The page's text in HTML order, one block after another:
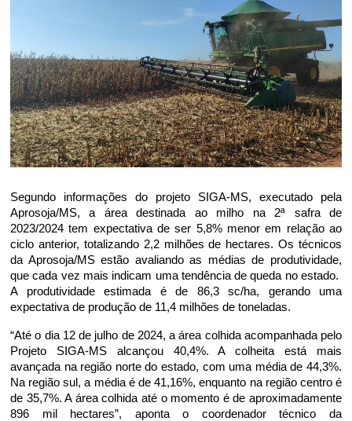
Segundo informações do projeto SIGA-MS, executado pela
Aprosoja/MS, a área destinada ao milho na 2ª safra de
2023/2024 tem expectativa de ser 5,8% menor em relação ao
ciclo anterior, totalizando 2,2 milhões de hectares. Os técnicos
da Aprosoja/MS estão avaliando as médias de produtividade,
que cada vez mais indicam uma tendência de queda no estado.
A produtividade estimada é de 86,3 sc/ha, gerando uma
expectativa de produção de 11,4 milhões de toneladas.
“Até o dia 12 de julho de 2024, a área colhida acompanhada pelo
Projeto SIGA-MS alcançou 40,4%. A colheita está mais
avançada na região norte do estado, com uma média de 44,3%.
Na região sul, a média é de 41,16%, enquanto na região centro é
de 35,7%. A área colhida até o momento é de aproximadamente
896 mil hectares”, aponta o coordenador técnico da